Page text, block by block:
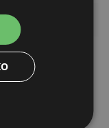
x 7 cm
inú nádobu